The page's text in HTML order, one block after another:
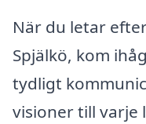
När du letar
Spjälkö, kom
tydligt
visioner till varje